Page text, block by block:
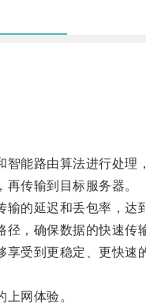
路由算法进行处理
传输到目标服务器。
的延迟和丢包率，达
，确保数据的快速传
受到更稳定、更快速
网体验。